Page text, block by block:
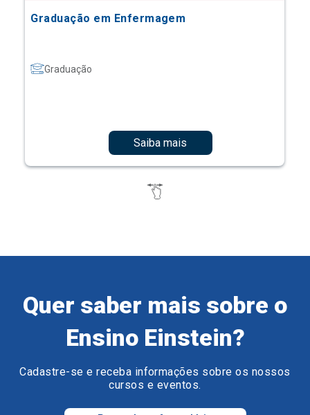
Graduação em Enfermagem
Graduação
Saiba mais
Quer saber mais sobre o
Ensino Einstein?
Cadastre-se e receba informações sobre os nossos
cursos e eventos.